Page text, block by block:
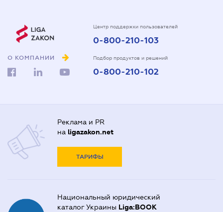
О КОМПАНИИ
Центр поддержки пользователей
0-800-210-103
Подбор продуктов и решений
0-800-210-102
Реклама и PR
на ligazakon.net
ТАРИФЫ
Национальный юридический
каталог Украины Liga:BOOK